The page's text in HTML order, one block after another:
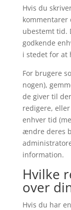
Hvis du
kommentarer
ubestemt tid.
godkende
i stedet for at
For brugere
nogen),
de giver til
redigere,
enhver tid
ændre deres
information.
Hvilke
over
Hvis du har